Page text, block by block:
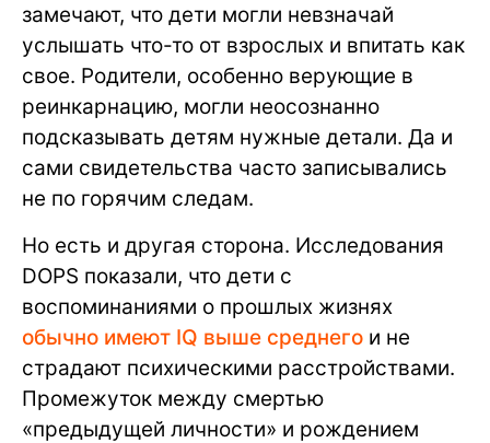
замечают, что дети могли невзначай
услышать что-то от взрослых и впитать как
свое. Родители, особенно верующие в
реинкарнацию, могли неосознанно
подсказывать детям нужные детали. Да и
сами свидетельства часто записывались
не по горячим следам.
Но есть и другая сторона. Исследования
DOPS показали, что дети с
воспоминаниями о прошлых жизнях
обычно имеют IQ выше среднего и не
страдают психическими расстройствами.
Промежуток между смертью
«предыдущей личности» и рождением